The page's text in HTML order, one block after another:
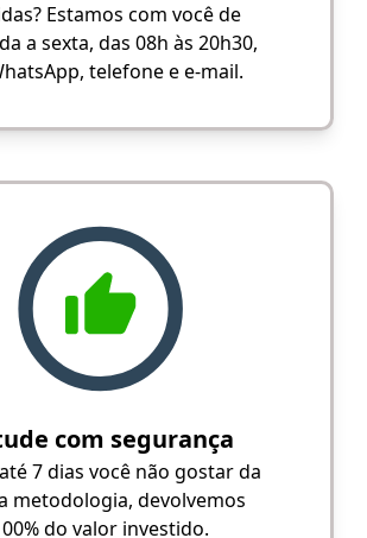
Estamos com você de
a sexta, das 08h às 20h30,
telefone e e-mail.
com segurança
7 dias você não gostar da
metodologia, devolvemos
do valor investido.